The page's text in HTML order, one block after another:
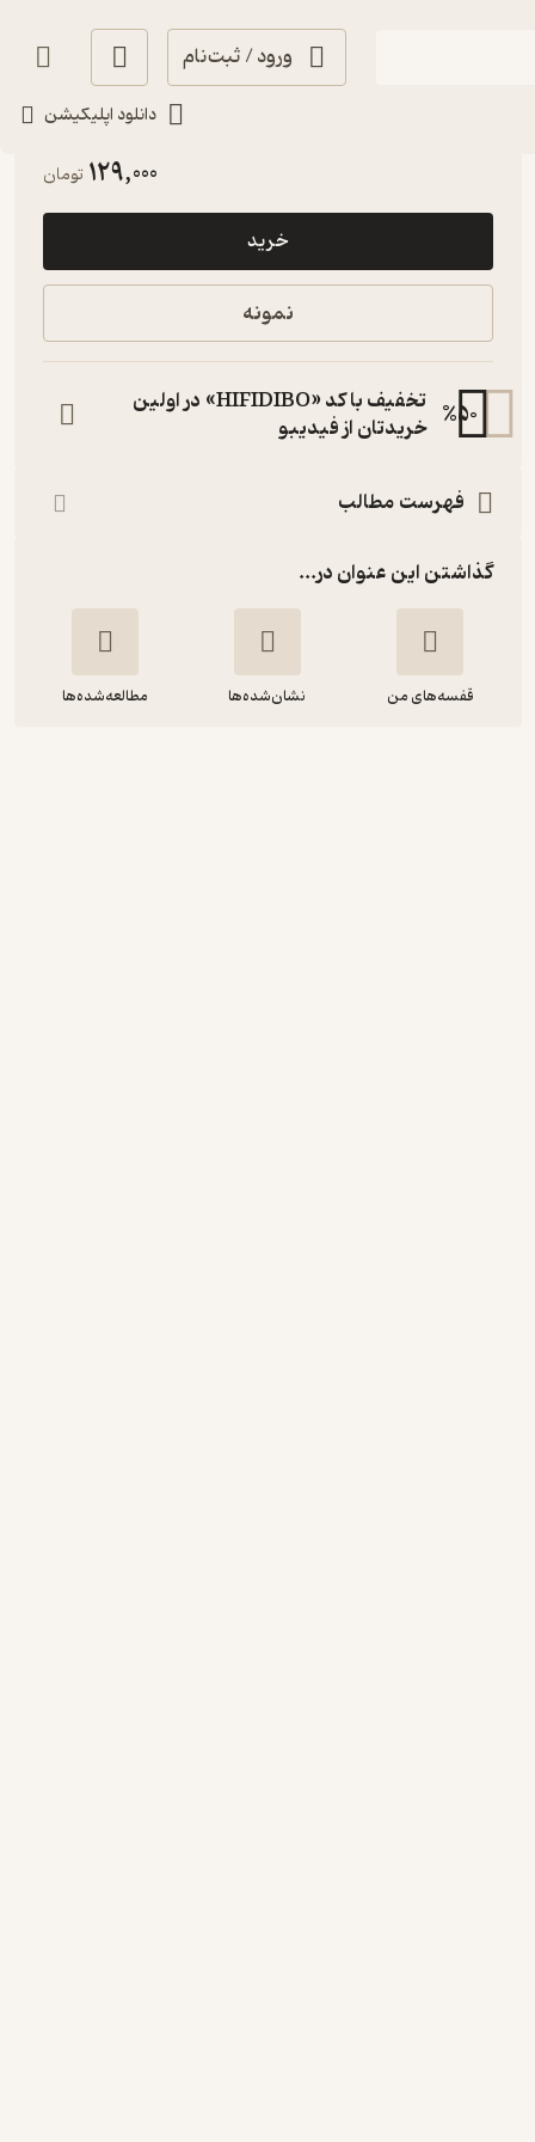
ورود / ثبت‌نام
دانلود اپلیکیشن
آموزنده 🦉(
129,000 تومان
خرید
نمونه
%50
تخفیف با کد «HIFIDIBO» در اولین
خریدتان از فیدیبو
فهرست مطالب
گذاشتن این عنوان در...
قفسه‌های من نشان‌شده‌ها مطالعه‌شده‌ها